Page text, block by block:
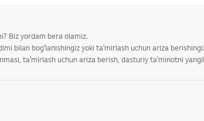
Biz yordam bera olamiz.
bilan bogʻlanishingiz yoki taʼmirlash uchun ariza
taʼmirlash uchun ariza berish, dasturiy taʼminotni